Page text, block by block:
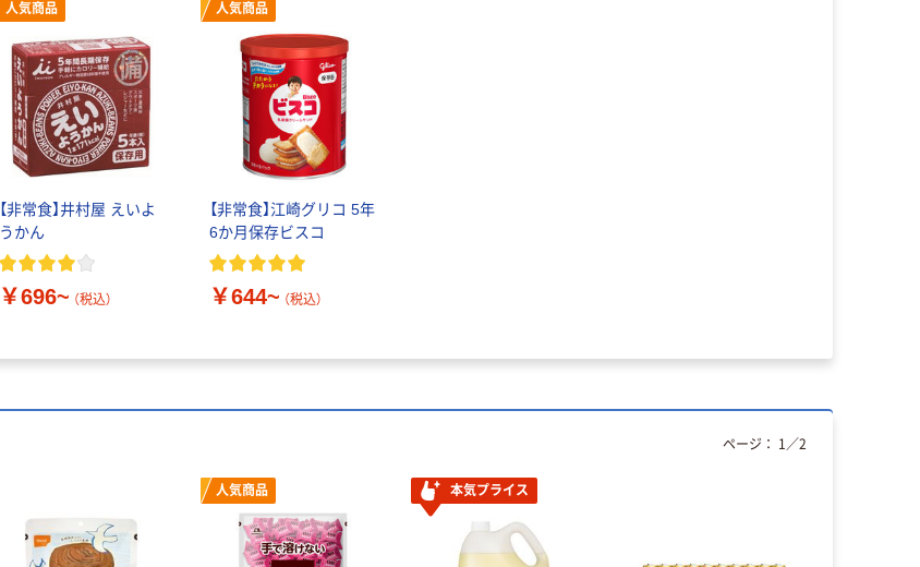
人気商品
【非常食】井村屋 えいよ
うかん
￥696~ （税込）
人気商品
【非常食】江崎グリコ 5年
6か月保存ビスコ
￥644~ （税込）
人気商品 本気プライス
ページ： 1 ／2